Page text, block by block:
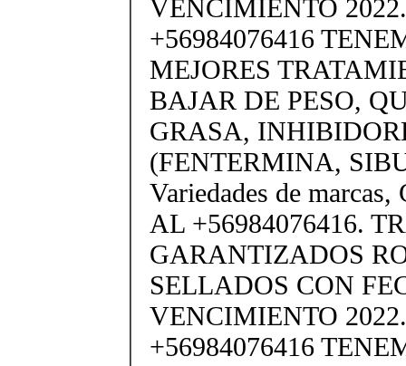
VENCIMIENTO
+56984076416
MEJORES
BAJAR DE PESO,
GRASA,
(FENTERMINA,
Variedades de
AL +56984076416.
GARANTIZADOS
SELLADOS CON
VENCIMIENTO
+56984076416